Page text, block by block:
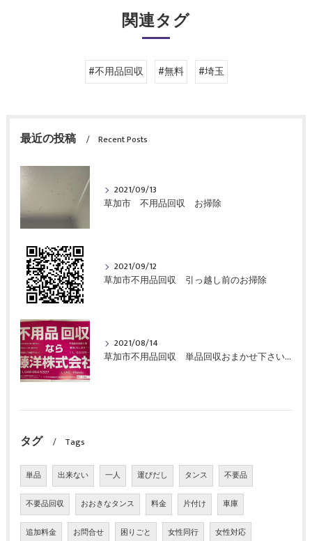
関連タグ
#不用品回収 #無料 #埼玉
最近の投稿 Recent Posts
2021/09/13
草加市 不用品回収 お掃除
2021/09/12
草加市不用品回収 引っ越し前のお掃除
2021/08/14
草加市不用品回収 単品回収おまかせ下さい！
タグ Tags
単品 出来ない 一人 運びだし タンス 不要品
不要品回収 おおきなタンス 料金 片付け 車庫
追加料金 お問合せ 困りごと 女性同行 女性対応